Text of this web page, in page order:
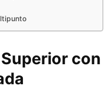
con